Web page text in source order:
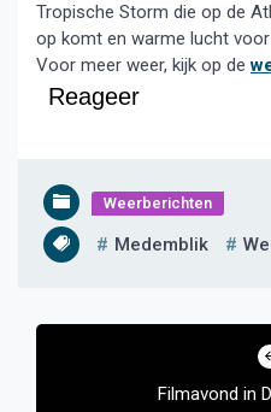
Tropische Storm die op de
op komt en warme lucht
Voor meer weer, kijk op de
Reageer
Weerberichten
Medemblik
Bericht
Filmavond in